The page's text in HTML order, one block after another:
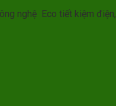
nghệ Eco tiết kiệm điện,